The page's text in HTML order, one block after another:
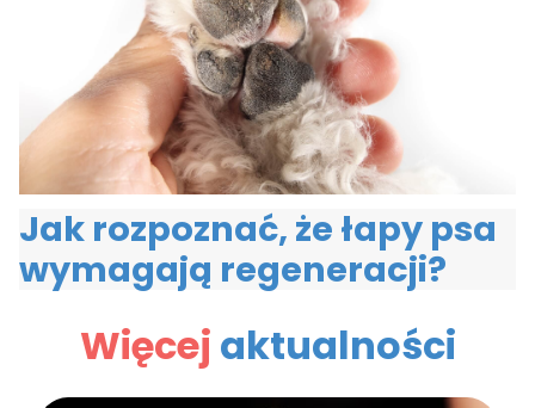
Jak rozpoznać, że łapy psa
wymagają regeneracji?
Więcej aktualności